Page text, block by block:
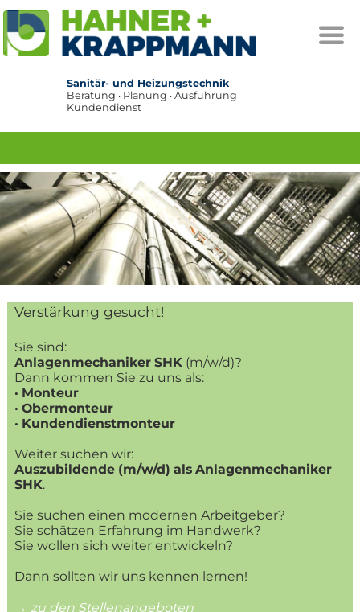
Sanitär- und Heizungstechnik
Beratung · Planung · Ausführung
Kundendienst
Verstärkung gesucht!
Sie sind:
Anlagenmechaniker SHK(m/w/d)?
Dann kommen Sie zu uns als:
· Monteur
· Obermonteur
· Kundendienstmonteur
Weiter suchen wir:
Auszubildende (m/w/d) als Anlagenmechaniker
SHK.
Sie suchen einen modernen Arbeitgeber?
Sie schätzen Erfahrung im Handwerk?
Sie wollen sich weiter entwickeln?
Dann sollten wir uns kennen lernen!
→ zu den Stellenangeboten